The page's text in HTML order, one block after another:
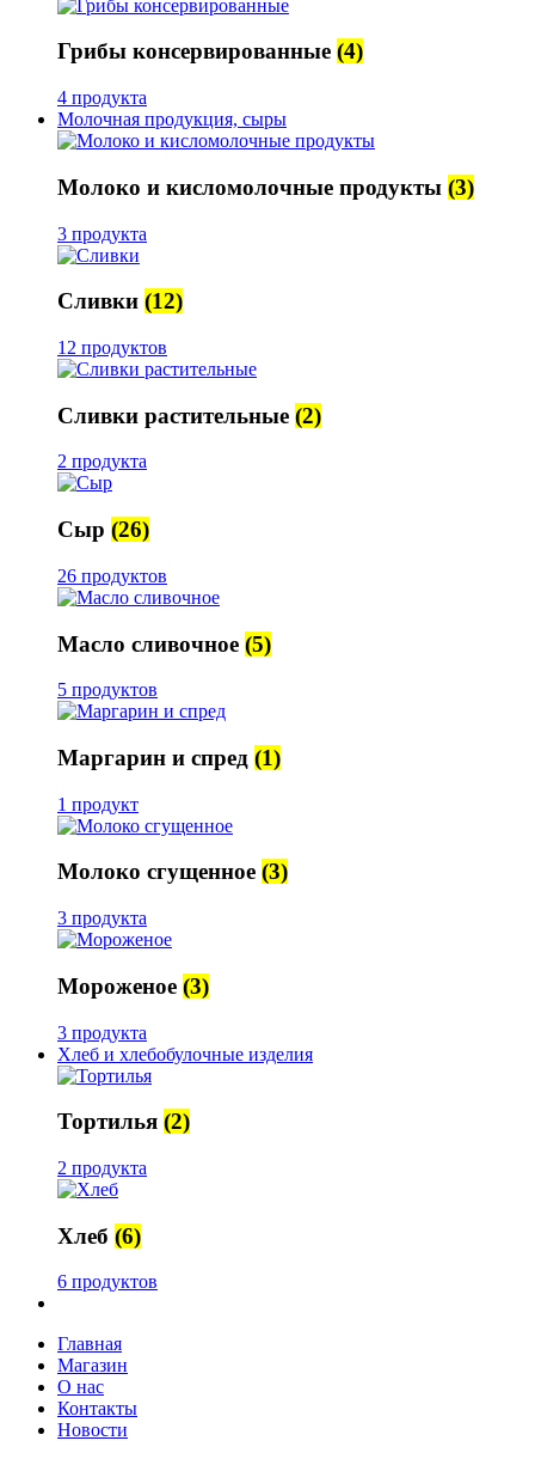
Грибы консервированные (4)
4 продукта
Молочная продукция, сыры
Молоко и кисломолочные продукты (3)
3 продукта
Сливки (12)
12 продуктов
Сливки растительные (2)
2 продукта
Сыр (26)
26 продуктов
Масло сливочное (5)
5 продуктов
Маргарин и спред (1)
1 продукт
Молоко сгущенное (3)
3 продукта
Мороженое (3)
3 продукта
Хлеб и хлебобулочные изделия
Тортилья (2)
2 продукта
Хлеб (6)
6 продуктов
Главная
Магазин
О нас
Контакты
Новости